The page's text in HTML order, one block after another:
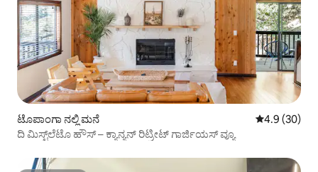
ಟೊಪಾಂಗಾ ನಲ್ಲಿ ಮನೆ 5 ರಲ್ಲಿ 4.9
4.9 (30)
ದಿ ಮಿಸ್ಟ್‌ಲೆಟೊ ಹೌಸ್ – ಕ್ಯಾನ್ಯನ್ ರಿಟ್ರೀಟ್ ಗಾರ್ಜಿಯಸ್ ವ್ಯೂ